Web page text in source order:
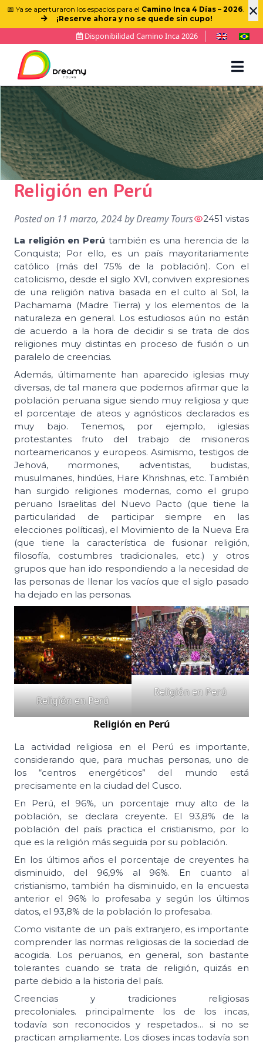
×
📅 Ya se aperturaron los espacios para el Camino Inca 4 Días – 2026.
¡Reserve ahora y no se quede sin cupo!
Disponibilidad Camino Inca 2026
Religión en Perú
Posted on 11 marzo, 2024byDreamy Tours
2451 vistas
La religión en Perú también es una herencia de la
Conquista; Por ello, es un país mayoritariamente
católico (más del 75% de la población). Con el
catolicismo, desde el siglo XVI, conviven expresiones
de una religión nativa basada en el culto al Sol, la
Pachamama (Madre Tierra) y los elementos de la
naturaleza en general. Los estudiosos aún no están
de acuerdo a la hora de decidir si se trata de dos
religiones muy distintas en proceso de fusión o un
paralelo de creencias.
Además, últimamente han aparecido iglesias muy
diversas, de tal manera que podemos afirmar que la
población peruana sigue siendo muy religiosa y que
el porcentaje de ateos y agnósticos declarados es
muy bajo. Tenemos, por ejemplo, iglesias
protestantes fruto del trabajo de misioneros
norteamericanos y europeos. Asimismo, testigos de
Jehová, mormones, adventistas, budistas,
musulmanes, hindúes, Hare Khrishnas, etc. También
han surgido religiones modernas, como el grupo
peruano Israelitas del Nuevo Pacto (que tiene la
particularidad de participar siempre en las
elecciones políticas), el Movimiento de la Nueva Era
(que tiene la característica de fusionar religión,
filosofía, costumbres tradicionales, etc.) y otros
grupos que han ido respondiendo a la necesidad de
las personas de llenar los vacíos que el siglo pasado
ha dejado en las personas.
Religión en Perú
Religión en Perú
Religión en Perú
La actividad religiosa en el Perú es importante,
considerando que, para muchas personas, uno de
los “centros energéticos” del mundo está
precisamente en la ciudad del Cusco.
En Perú, el 96%, un porcentaje muy alto de la
población, se declara creyente. El 93,8% de la
población del país practica el cristianismo, por lo
que es la religión más seguida por su población.
En los últimos años el porcentaje de creyentes ha
disminuido, del 96,9% al 96%. En cuanto al
cristianismo, también ha disminuido, en la encuesta
anterior el 96% lo profesaba y según los últimos
datos, el 93,8% de la población lo profesaba.
Como visitante de un país extranjero, es importante
comprender las normas religiosas de la sociedad de
acogida. Los peruanos, en general, son bastante
tolerantes cuando se trata de religión, quizás en
parte debido a la historia del país.
Creencias y tradiciones religiosas
precoloniales. principalmente los de los incas,
todavía son reconocidos y respetados… si no se
practican ampliamente. Los dioses incas todavía son